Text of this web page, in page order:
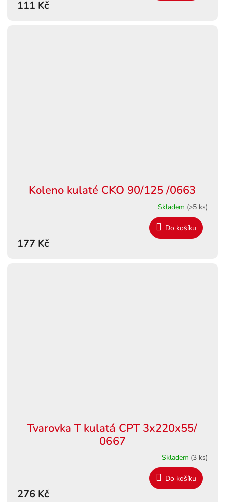
111 Kč
Koleno kulaté CKO 90/125 /0663
Skladem (>5 ks)
177 Kč
Do košíku
Tvarovka T kulatá CPT 3x220x55/
0667
Skladem (3 ks)
276 Kč
Do košíku